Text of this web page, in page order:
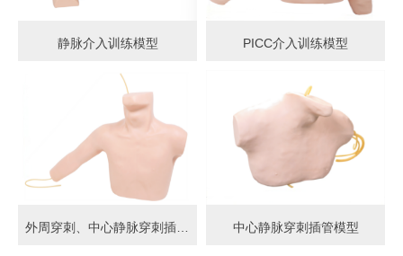
静脉介入训练模型 PICC介入训练模型
外周穿刺、中心静脉穿刺插管模型 中心静脉穿刺插管模型